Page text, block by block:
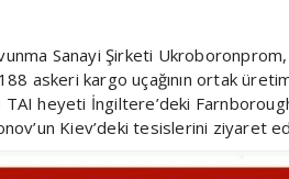
Sanayi Şirketi
askeri kargo uçağının ortak
heyeti İngiltere’deki Farnborough
Kiev’deki tesislerini ziyaret